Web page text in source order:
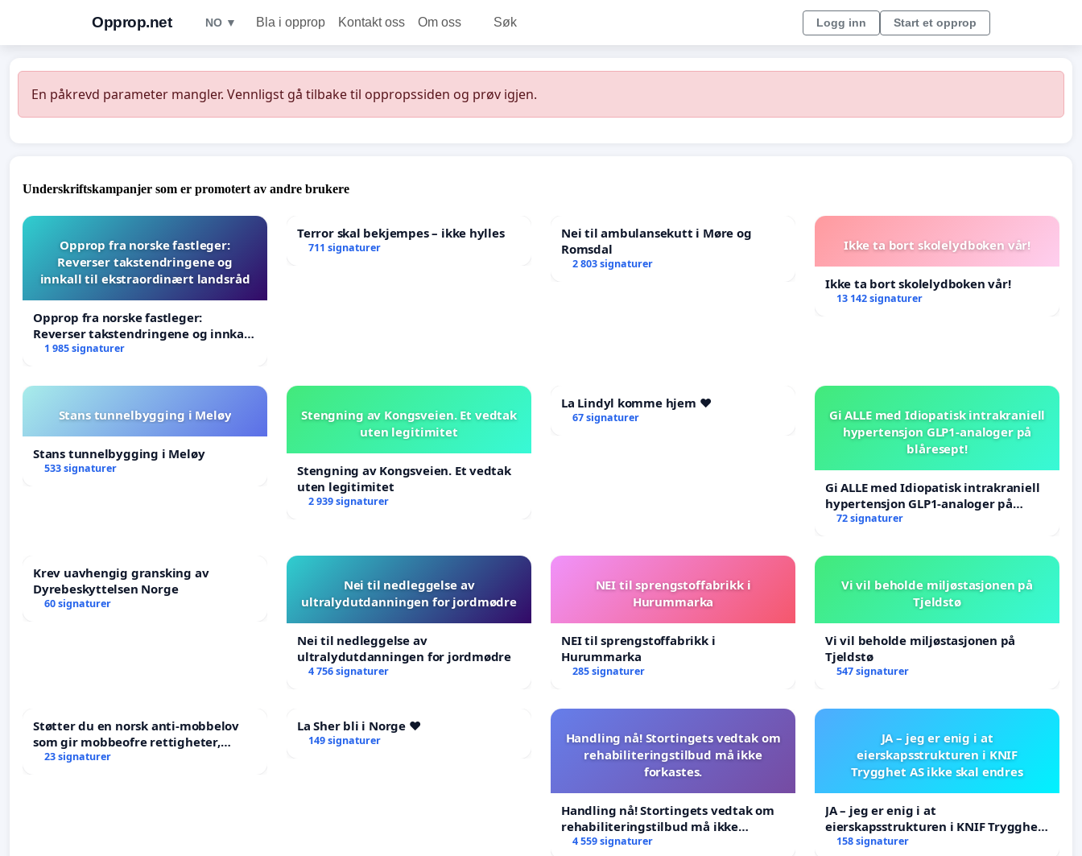
Opprop.net NO ▼ Bla i opprop Kontakt oss Om oss Søk Logg inn Start et opprop
En påkrevd parameter mangler. Vennligst gå tilbake til oppropssiden og prøv igjen.
Underskriftskampanjer som er promotert av andre brukere
Opprop fra norske fastleger:
Reverser takstendringene og
innkall til ekstraordinært landsråd
Opprop fra norske fastleger:
Reverser takstendringene og innkall
til ekstraordinært landsråd
1 985 signaturer
Terror skal bekjempes – ikke hylles
711 signaturer
Nei til ambulansekutt i Møre og
Romsdal
2 803 signaturer
Ikke ta bort skolelydboken vår!
Ikke ta bort skolelydboken vår!
13 142 signaturer
Stans tunnelbygging i Meløy
Stans tunnelbygging i Meløy
533 signaturer
Stengning av Kongsveien. Et vedtak
uten legitimitet
Stengning av Kongsveien. Et vedtak
uten legitimitet
2 939 signaturer
La Lindyl komme hjem ❤️
67 signaturer
Gi ALLE med Idiopatisk intrakraniell
hypertensjon GLP1-analoger på
blåresept!
Gi ALLE med Idiopatisk intrakraniell
hypertensjon GLP1-analoger på
blåresept!
72 signaturer
Krev uavhengig gransking av
Dyrebeskyttelsen Norge
60 signaturer
Nei til nedleggelse av
ultralydutdanningen for jordmødre
Nei til nedleggelse av
ultralydutdanningen for jordmødre
4 756 signaturer
NEI til sprengstoffabrikk i
Hurummarka
NEI til sprengstoffabrikk i
Hurummarka
285 signaturer
Vi vil beholde miljøstasjonen på
Tjeldstø
Vi vil beholde miljøstasjonen på
Tjeldstø
547 signaturer
Støtter du en norsk anti-mobbelov
som gir mobbeofre rettigheter,
oppreisning og hjelp?
23 signaturer
La Sher bli i Norge ❤️
149 signaturer
Handling nå! Stortingets vedtak om
rehabiliteringstilbud må ikke
forkastes.
Handling nå! Stortingets vedtak om
rehabiliteringstilbud må ikke
forkastes.
4 559 signaturer
JA – jeg er enig i at
eierskapsstrukturen i KNIF
Trygghet AS ikke skal endres
JA – jeg er enig i at
eierskapsstrukturen i KNIF Trygghet
AS ikke skal endres
158 signaturer